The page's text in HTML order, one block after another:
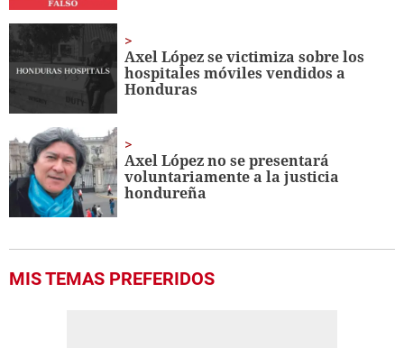
Axel López se victimiza sobre los
hospitales móviles vendidos a
Honduras
Axel López no se presentará
voluntariamente a la justicia
hondureña
MIS TEMAS PREFERIDOS